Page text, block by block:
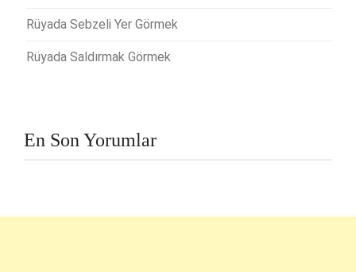
Rüyada Sebzeli Yer Görmek
Rüyada Saldırmak Görmek
En Son Yorumlar